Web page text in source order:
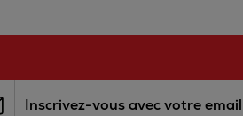
Inscrivez-vous avec votre email